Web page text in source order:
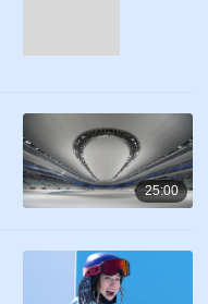
25:00